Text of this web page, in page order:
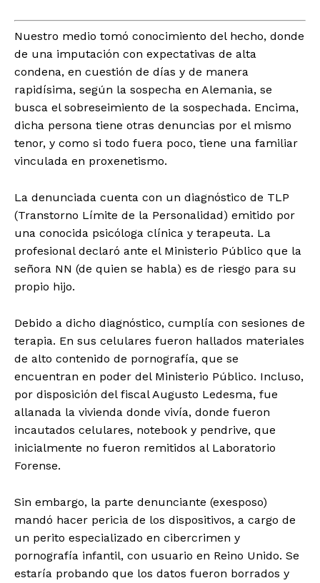
Nuestro medio tomó conocimiento del hecho, donde
de una imputación con expectativas de alta
condena, en cuestión de días y de manera
rapidísima, según la sospecha en Alemania, se
busca el sobreseimiento de la sospechada. Encima,
dicha persona tiene otras denuncias por el mismo
tenor, y como si todo fuera poco, tiene una familiar
vinculada en proxenetismo.
La denunciada cuenta con un diagnóstico de TLP
(Transtorno Límite de la Personalidad) emitido por
una conocida psicóloga clínica y terapeuta. La
profesional declaró ante el Ministerio Público que la
señora NN (de quien se habla) es de riesgo para su
propio hijo.
Debido a dicho diagnóstico, cumplía con sesiones de
terapia. En sus celulares fueron hallados materiales
de alto contenido de pornografía, que se
encuentran en poder del Ministerio Público. Incluso,
por disposición del fiscal Augusto Ledesma, fue
allanada la vivienda donde vivía, donde fueron
incautados celulares, notebook y pendrive, que
inicialmente no fueron remitidos al Laboratorio
Forense.
Sin embargo, la parte denunciante (exesposo)
mandó hacer pericia de los dispositivos, a cargo de
un perito especializado en cibercrimen y
pornografía infantil, con usuario en Reino Unido. Se
estaría probando que los datos fueron borrados y